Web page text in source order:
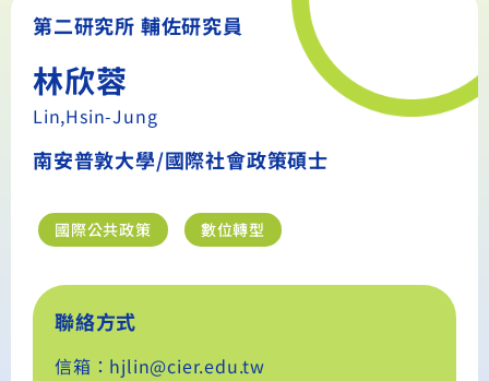
第二研究所 輔佐研究員
林欣蓉
Lin,Hsin-Jung
南安普敦大學/國際社會政策碩士
國際公共政策 數位轉型
聯絡方式
信箱：hjlin@cier.edu.tw